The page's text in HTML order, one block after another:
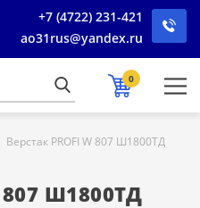
+7 (4722) 231-421
ao31rus@yandex.ru
0
Верстак PROFI W 807 Ш1800ТД
807 Ш1800ТД